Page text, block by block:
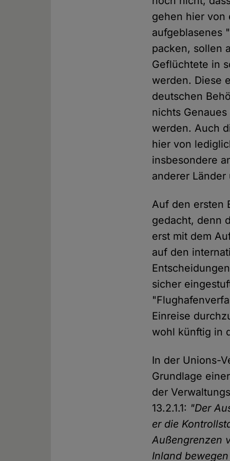
gehen hier von
aufgeblasenes
packen, sollen
Geflüchtete in
werden. Diese
deutschen
nichts
werden. Auch
hier von
insbesondere
anderer Länder
Auf den ersten
gedacht, denn
erst mit dem
auf den
sicher
Einreise
wohl künftig in
In der Unions-
Grundlage
der
13.2.1.1: "Der
er die
Außengrenzen
Inland